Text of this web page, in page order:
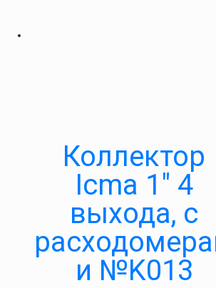
Коллектор
Icma 1″ 4
выхода, с
и №K013